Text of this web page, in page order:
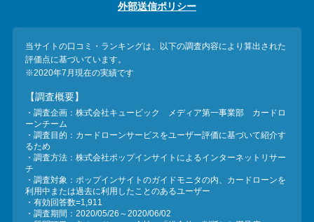
外部送信ポリシー
当サイトの口コミ・ランキングは、以下の調査内容により算出された
評価点に基づいています。
※2020年7月現在の実績です
【調査概要】
・調査企画：株式会社キュービック メディア第一事業部 カードロ
ーンチーム
・調査目的：カードローンサービスをユーザー評価に基づいて紹介す
るため
・調査方法：株式会社ポップインサイトによるインターネットリサー
チ
・調査対象：ポップインサイトのガイドモニタの内、カードローンを
利用中または過去に利用したことのあるユーザー
・有効回答数=1,911
・調査期間：2020/05/26～2020/06/02